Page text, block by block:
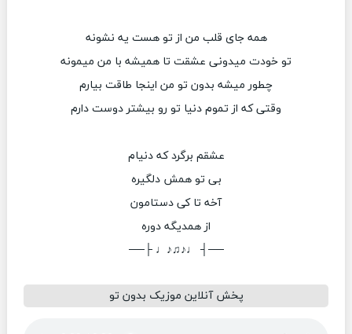
همه جای قلب من از تو هست یه نشونه
تو خودت میدونی عشقت تا همیشه با من میمونه
چطور میشه بدون تو من اینجا طاقت بیارم
وقتی که از تموم دنیا تو رو بیشتر دوست دارم
عشقم برگرد که دنیام
بی تو همش دلگیره
آخه تا کی دستامون
از همدیگه دوره
──┤ ♩♪♫♪♩ ├──
پخش آنلاین موزیک بدون تو